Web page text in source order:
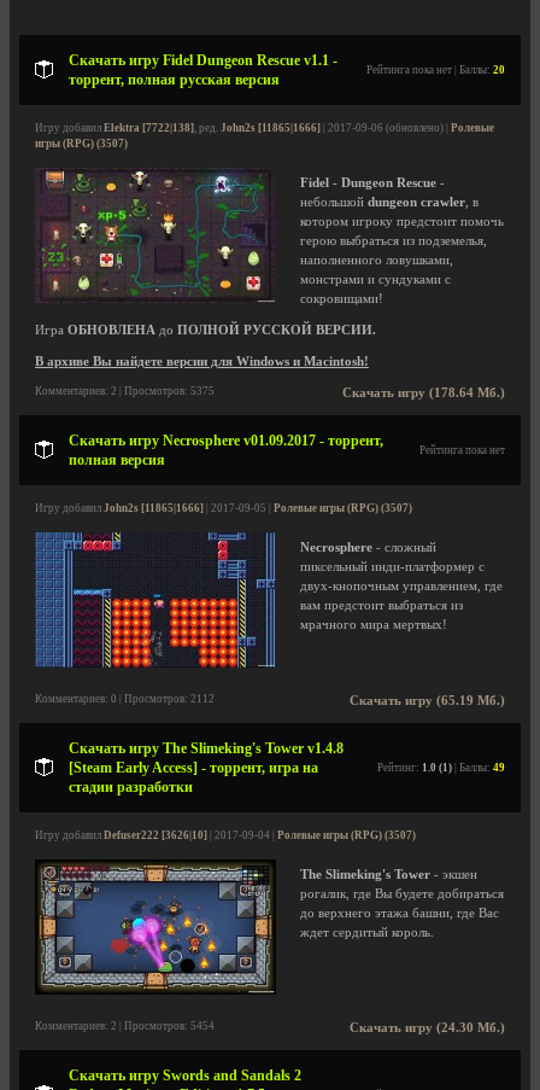
Скачать игру Fidel Dungeon Rescue v1.1 -
торрент, полная русская версия
Рейтинга пока нет | Баллы: 20
Игру добавил Elektra [7722|138], ред. John2s [11865|1666] | 2017-09-06 (обновлено) | Ролевые
игры (RPG) (3507)
Fidel - Dungeon Rescue -
небольшой dungeon crawler , в
котором игроку предстоит помочь
герою выбраться из подземелья,
наполненного ловушками,
монстрами и сундуками с
сокровищами!
Игра ОБНОВЛЕНА до ПОЛНОЙ РУССКОЙ ВЕРСИИ.
В архиве Вы найдете версии для Windows и Macintosh!
Скачать игру (178.64 Мб.)
Комментариев: 2 | Просмотров: 5375
Скачать игру Necrosphere v01.09.2017 - торрент,
полная версия
Рейтинга пока нет
Игру добавил John2s [11865|1666] | 2017-09-05 | Ролевые игры (RPG) (3507)
Necrosphere - сложный
пиксельный инди-платформер с
двух-кнопочным управлением, где
вам предстоит выбраться из
мрачного мира мертвых!
Скачать игру (65.19 Мб.)
Комментариев: 0 | Просмотров: 2112
Скачать игру The Slimeking's Tower v1.4.8
[Steam Early Access] - торрент, игра на
стадии разработки
Рейтинг: 1.0 (1) | Баллы: 49
Игру добавил Defuser222 [3626|10] | 2017-09-04 | Ролевые игры (RPG) (3507)
The Slimeking's Tower - экшен
рогалик, где Вы будете добираться
до верхнего этажа башни, где Вас
ждет сердитый король.
Скачать игру (24.30 Мб.)
Комментариев: 2 | Просмотров: 5454
Скачать игру Swords and Sandals 2